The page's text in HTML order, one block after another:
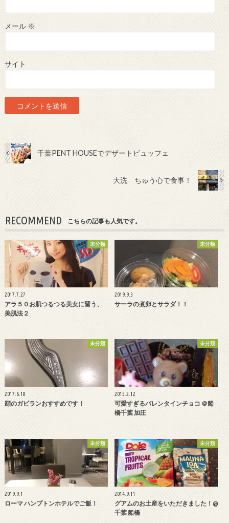
メール ※
サイト
千葉PENT HOUSEでデザートビュッフェ
大洗 ちゅう心で食事！
RECOMMEND こちらの記事も人気です。
未分類
2017.7.27
アラ５０お肌つるつる美女に習う、
美肌法２
未分類
2019.9.3
サーラの煮卵とサラダ！！
未分類
2017.6.18
顔のガビランおすすめです！
未分類
2015.2.12
可愛すぎるバレンタインチョコ ＠船
橋千葉 加圧
未分類
2019.9.1
ローマ ハンプトンホテルでご飯！
未分類
2014.9.11
グアムのお土産をいただきました！@
千葉 船橋